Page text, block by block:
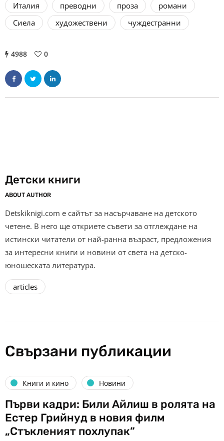
Италия
преводни проза
романи
Сиела
художествени чуждестранни
4988 0
Детски книги
ABOUT AUTHOR
Detskiknigi.com е сайтът за насърчаване на детското
четене. В него ще откриете съвети за отглеждане на
истински читатели от най-ранна възраст, предложения
за интересни книги и новини от света на детско-
юношеската литература.
articles
Свързани публикации
Книги и кино Новини
Първи кадри: Били Айлиш в ролята на
Естер Грийнуд в новия филм
„Стъкленият похлупак“